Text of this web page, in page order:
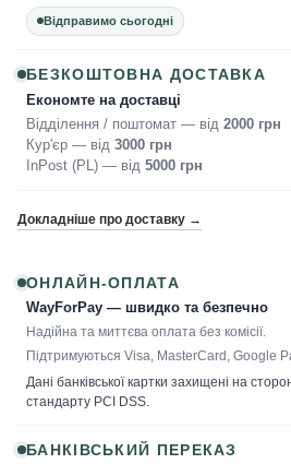
Відправимо сьогодні
БЕЗКОШТОВНА ДОСТАВКА
Економте на доставці
Відділення / поштомат — від 2000 грн
Кур'єр — від 3000 грн
InPost (PL) — від 5000 грн
Докладніше про доставку →
ОНЛАЙН-ОПЛАТА
WayForPay — швидко та безпечно
Надійна та миттєва оплата без комісії.
Підтримуються Visa, MasterCard, Google
Дані банківської картки захищені на
стандарту PCI DSS.
БАНКІВСЬКИЙ ПЕРЕКАЗ